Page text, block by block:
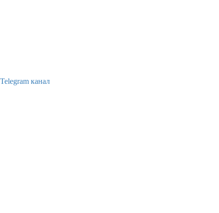
Telegram канал